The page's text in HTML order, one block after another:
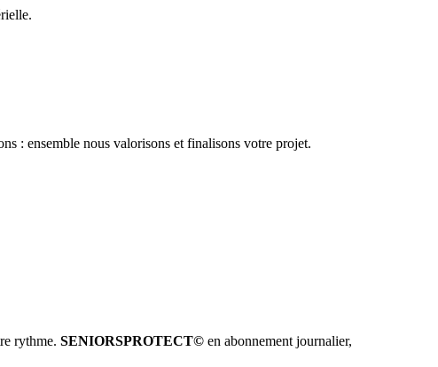
: ensemble nous valorisons et finalisons votre projet.
rythme. SENIORSPROTECT© en abonnement journalier,